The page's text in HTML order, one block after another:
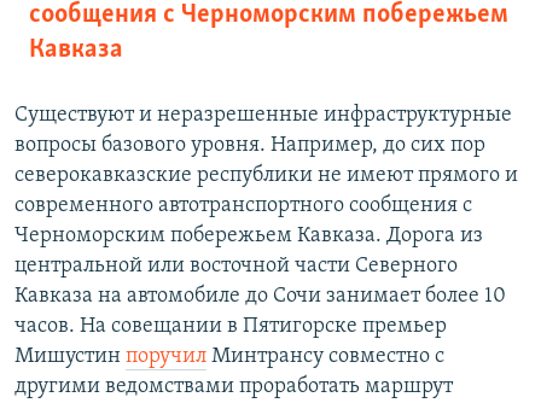
сообщения с Черноморским побережьем
Кавказа
Существуют и неразрешенные инфраструктурные
вопросы базового уровня. Например, до сих пор
северокавказские республики не имеют прямого и
современного автотранспортного сообщения с
Черноморским побережьем Кавказа. Дорога из
центральной или восточной части Северного
Кавказа на автомобиле до Сочи занимает более 10
часов. На совещании в Пятигорске премьер
Мишустин поручил Минтрансу совместно с
другими ведомствами проработать маршрут